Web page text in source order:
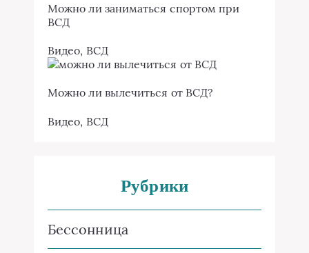
Можно ли заниматься спортом при
ВСД
Видео, ВСД
Можно ли вылечиться от ВСД?
Видео, ВСД
Рубрики
Бессонница